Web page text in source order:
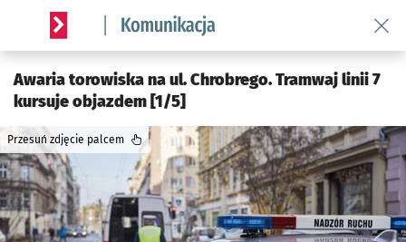
Serwis informacyjny wroclaw.pl podserwis: Komunikacja
Awaria torowiska na ul. Chrobrego. Tramwaj linii 7
kursuje objazdem [1/5]
Przesuń zdjęcie palcem